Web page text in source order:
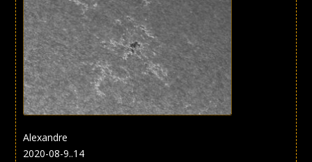
Alexandre
2020-08-9..14